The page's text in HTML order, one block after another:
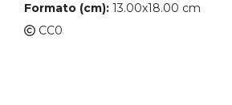
Formato (cm): 13.00x18.00 cm
CC0